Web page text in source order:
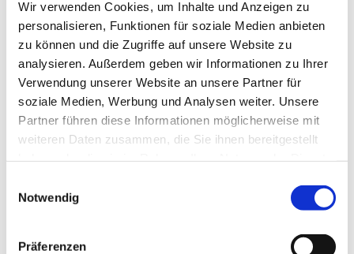
Wir verwenden Cookies, um Inhalte und Anzeigen zu
personalisieren, Funktionen für soziale Medien anbieten
zu können und die Zugriffe auf unsere Website zu
analysieren. Außerdem geben wir Informationen zu Ihrer
Verwendung unserer Website an unsere Partner für
soziale Medien, Werbung und Analysen weiter. Unsere
Partner führen diese Informationen möglicherweise mit
weiteren Daten zusammen, die Sie ihnen bereitgestellt
Notwendig
Präferenzen
Reparatur von mechatronischen Systemen
Kenntnisse in der Programmierung und
Steuerung von mechatronischen Systemen
Kenntnisse in der Pneumatik und Hydraulik